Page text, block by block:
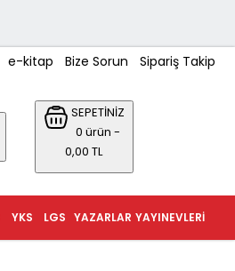
e-kitap Bize Sorun Sipariş Takip
SEPETİNİZ
0 ürün -
0,00 TL
YAYINEVLERI
YAZARLAR
LGS
YKS